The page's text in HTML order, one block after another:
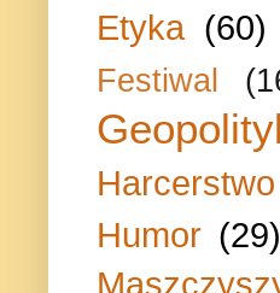
Etyka (60)
Festiwal
Harcerstwo
Humor (29)